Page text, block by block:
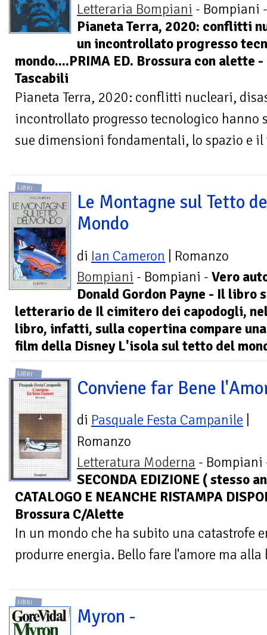
Letteraria Bompiani - Bompiani -
Pianeta Terra, 2020: conflitti
un incontrollato progresso
mondo....PRIMA ED. Brossura con alette
Tascabili
Pianeta Terra, 2020: conflitti nucleari,
incontrollato progresso tecnologico hanno
sue dimensioni fondamentali, lo spazio e il
LIBRI
Le Montagne sul Tetto
Mondo
di Ian Cameron | Romanzo
Bompiani - Bompiani - Vero
Donald Gordon Payne - Il libro
letterario de Il cimitero dei capodogli,
libro, infatti, sulla copertina compare
film della Disney L'isola sul tetto del
LIBRI
Conviene far Bene
di Pasquale Festa Campanile
Romanzo
Letteratura Moderna - Bompiani
SECONDA EDIZIONE ( stesso
CATALOGO E NEANCHE RISTAMPA
Brossura C/Alette
In un mondo che ha subito una catastrofe
produrre energia. Bello fare l'amore ma
LIBRI
Myron -